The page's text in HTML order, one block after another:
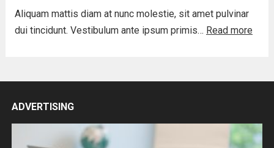
Aliquam mattis diam at nunc molestie, sit amet pulvinar
dui tincidunt. Vestibulum ante ipsum primis… Read more
ADVERTISING